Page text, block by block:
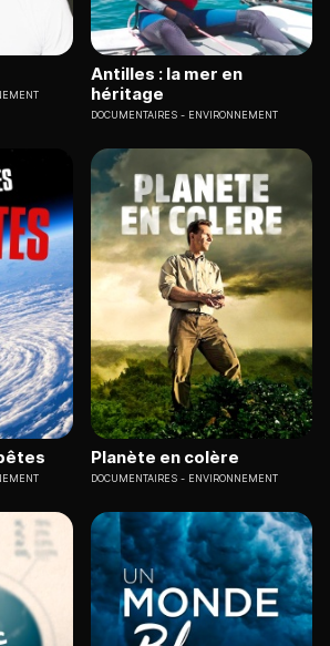
Antilles : la mer en
héritage
DOCUMENTAIRES ENVIRONNEMENT
Planète en colère
DOCUMENTAIRES ENVIRONNEMENT